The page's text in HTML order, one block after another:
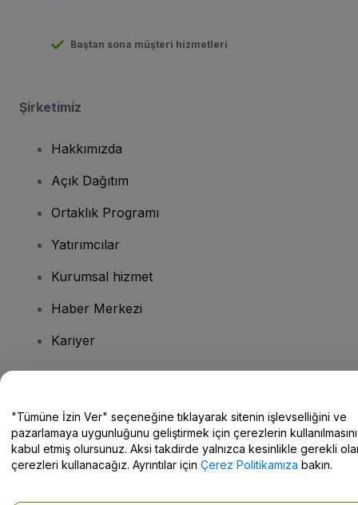
Baştan sona müşteri hizmetleri
Şirketimiz
Hakkımızda
Açık Dağıtım
Ortaklık Programı
Yatırımcılar
Kurumsal hizmet
Haber Merkezi
Kariyer
Yardım Merkezi / Bize Ulaşın
"Tümüne İzin Ver" seçeneğine tıklayarak sitenin işlevselliğini ve
pazarlamaya uygunluğunu geliştirmek için çerezlerin kullanılmasını
kabul etmiş olursunuz. Aksi takdirde yalnızca kesinlikle gerekli
çerezleri kullanacağız. Ayrıntılar için Çerez Politikamıza bakın.